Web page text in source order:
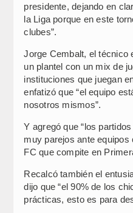
presidente, dejando en
la Liga porque en este
clubes”.
Jorge Cembalt, el técnico
un plantel con un mix de
instituciones que juegan
enfatizó que “el equipo
nosotros mismos”.
Y agregó que “los
muy parejos ante
FC que compite en
Recalcó también el
dijo que “el 90% de los
prácticas, esto es para